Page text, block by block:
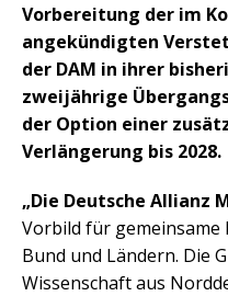
Vorbereitung der im
angekündigten
der DAM in ihrer
zweijährige
der Option einer
Verlängerung bis 2028.
„Die Deutsche Allianz
Vorbild für
Bund und Ländern. Die
Wissenschaft aus